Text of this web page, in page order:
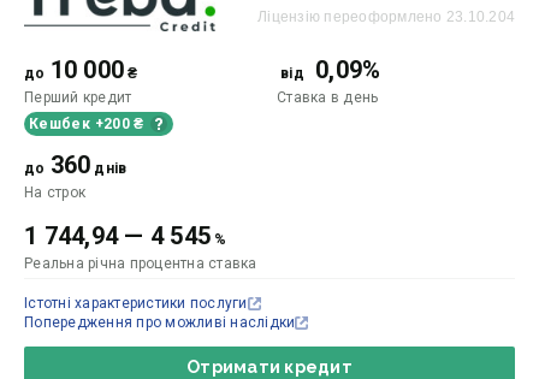
Ліцензію переоформлено 23.10.204
до 10 000 ₴
Перший кредит
Кешбек +200 ₴
від 0,09%
Ставка в день
до 360 днів
На строк
1 744,94— 4 545 %
Реальна річна процентна ставка
Отримати кредит
Істотні характеристики послуги
Попередження про можливі наслідки